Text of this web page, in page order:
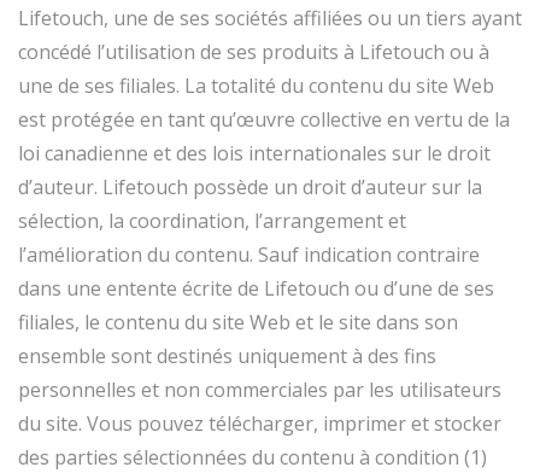
Lifetouch, une de ses sociétés affiliées ou un tiers ayant
concédé l’utilisation de ses produits à Lifetouch ou à
une de ses filiales. La totalité du contenu du site Web
est protégée en tant qu’œuvre collective en vertu de la
loi canadienne et des lois internationales sur le droit
d’auteur. Lifetouch possède un droit d’auteur sur la
sélection, la coordination, l’arrangement et
l’amélioration du contenu. Sauf indication contraire
dans une entente écrite de Lifetouch ou d’une de ses
filiales, le contenu du site Web et le site dans son
ensemble sont destinés uniquement à des fins
personnelles et non commerciales par les utilisateurs
du site. Vous pouvez télécharger, imprimer et stocker
des parties sélectionnées du contenu à condition (1)